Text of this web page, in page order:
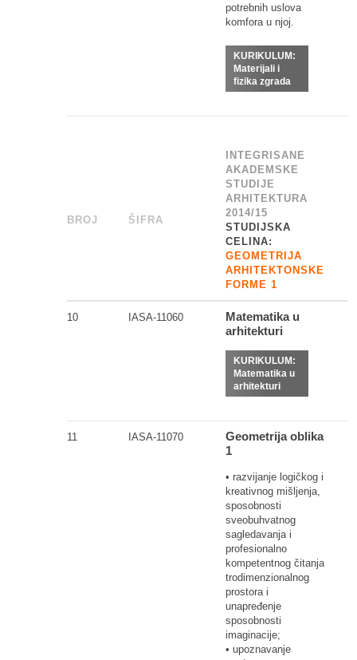
potrebnih uslova
komfora u njoj.
KURIKULUM:
Materijali i
fizika zgrada
BROJ ŠIFRA
INTEGRISANE
AKADEMSKE
STUDIJE
ARHITEKTURA
2014/15
STUDIJSKA
CELINA:
GEOMETRIJA
ARHITEKTONSKE
FORME 1
10 IASA-11060
Matematika u
arhitekturi
KURIKULUM:
Matematika u
arhitekturi
11 IASA-11070
Geometrija oblika
1
• razvijanje logičkog i
kreativnog mišljenja,
sposobnosti
sveobuhvatnog
sagledavanja i
profesionalno
kompetentnog čitanja
trodimenzionalnog
prostora i
unapređenje
sposobnosti
imaginacije;
• upoznavanje